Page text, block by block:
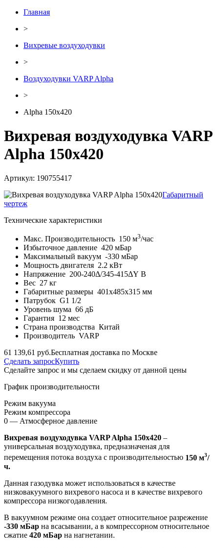
Главная
>
Вихревые воздуходувки
>
Воздуходувки VARP Alpha
>
Alpha 150x420
Вихревая воздуходувка VARP
Alpha 150x420
Артикул: 190755417
Габаритный
чертеж
Технические характеристики
Макс. Производительность 150 м3/час
Избыточное давление 420 мБар
Максимальный вакуум -330 мБар
Мощность двигателя 2.2 кВт
Напряжение 200-240Δ/345-415ΔY В
Вес 27 кг
Габаритные размеры 401x485x315 мм
Патрубок G1 1/2
Уровень шума 66 дБ
Гарантия 12 мес
Страна производства Китай
Производитель VARP
61 139,61 руб.Бесплатная доставка по Москве
Сделать запросКупить
Сделайте запрос и мы сделаем скидку от данной цены
График производительности
Режим вакуума
Режим компрессора
0 — Атмосферное давление
Вихревая воздуходувка VARP Alpha 150x420 –
универсальная воздуходувка, предназначеная для
перемещения потока воздуха с производительностью 150 м3/
ч.
Данная газодувка может использоваться в качестве
низковакуумного вихревого насоса и в качестве вихревого
компрессора низкогодавления.
В вакуумном режиме она создает относительное разрежение
-330 мБар на всасывании, а в компрессорном относительное
сжатие 420 мБар на нагнетании.